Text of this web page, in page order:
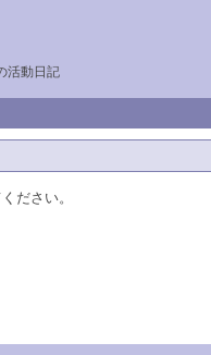
活動日記
ださい。